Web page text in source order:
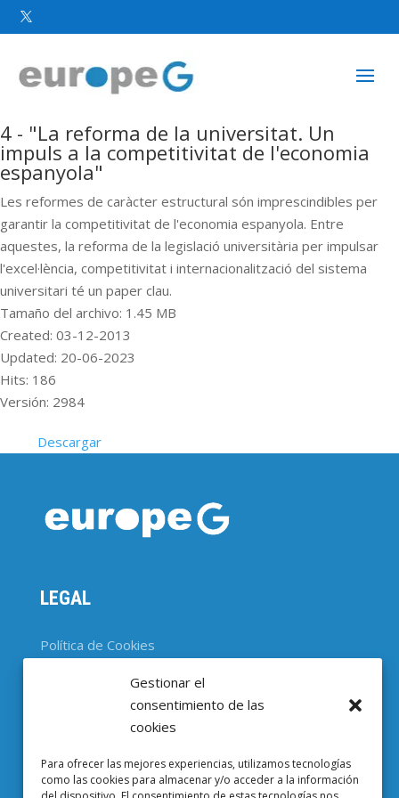
Gestionar el
consentimiento de las
cookies
Para ofrecer las mejores experiencias, utilizamos tecnologías
como las cookies para almacenar y/o acceder a la información

4 - "La reforma de la universitat. Un
impuls a la competitivitat de l'economia
espanyola"
Les reformes de caràcter estructural són imprescindibles per
garantir la competitivitat de l'economia espanyola. Entre
aquestes, la reforma de la legislació universitària per impulsar
l'excel·lència, competitivitat i internacionalització del sistema
universitari té un paper clau.
Tamaño del archivo: 1.45 MB
Created: 03-12-2013
Updated: 20-06-2023
Hits: 186
Versión: 2984
Descargar
LEGAL
Política de Cookies
CONTACTO
Baldiri i Reixac, 4-8, 08028 Barcelona